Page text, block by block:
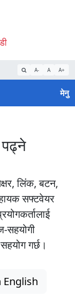
A- A A+
मेनु
लिंक, बटन,
सफ्टवेयर
सहयोगी
गर्छ।
English